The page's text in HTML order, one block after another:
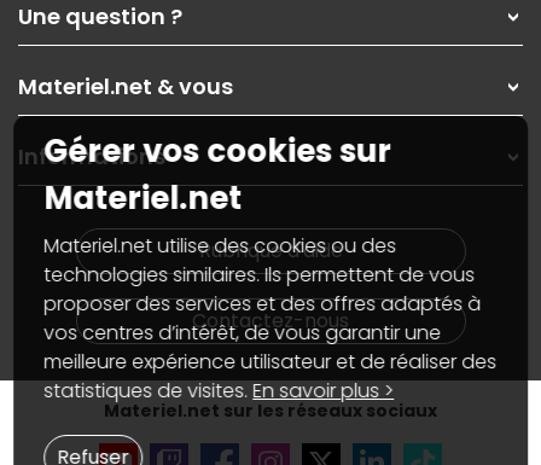
Nos services
Les magasins Materiel.net
Nos solutions pour les pros
Contactez-nous
Une question ?
Paiement, livraison
Garanties,Pack Zen
SAV, demander un retour
Informations
Guides d'achats et tutoriels
Materiel.net & vous
On répare votre PC portable
On rachète votre carte graphique
PC sur mesure : Votre RDV personnalisé
Notre démarche écologique
Materiel.net recrute
Notre programme d'affiliation
Partenariat & Sponsoring
Informations
Plan du site
Nos marques
Conditions générales de vente
Marketplace
Informations légales
Données personnellesetcookies
Gérer vos cookies
Accessibilité : non conforme
Rubrique d'aide
Contactez-nous
Materiel.net sur les réseaux sociaux
Gérer vos cookies sur
Materiel.net
Materiel.net utilise des cookies ou des
technologies similaires. Ils permettent de vous
proposer des services et des offres adaptés à
vos centres d’intérêt, de vous garantir une
meilleure expérience utilisateur et de réaliser des
statistiques de visites.En savoir plus >
Refuser